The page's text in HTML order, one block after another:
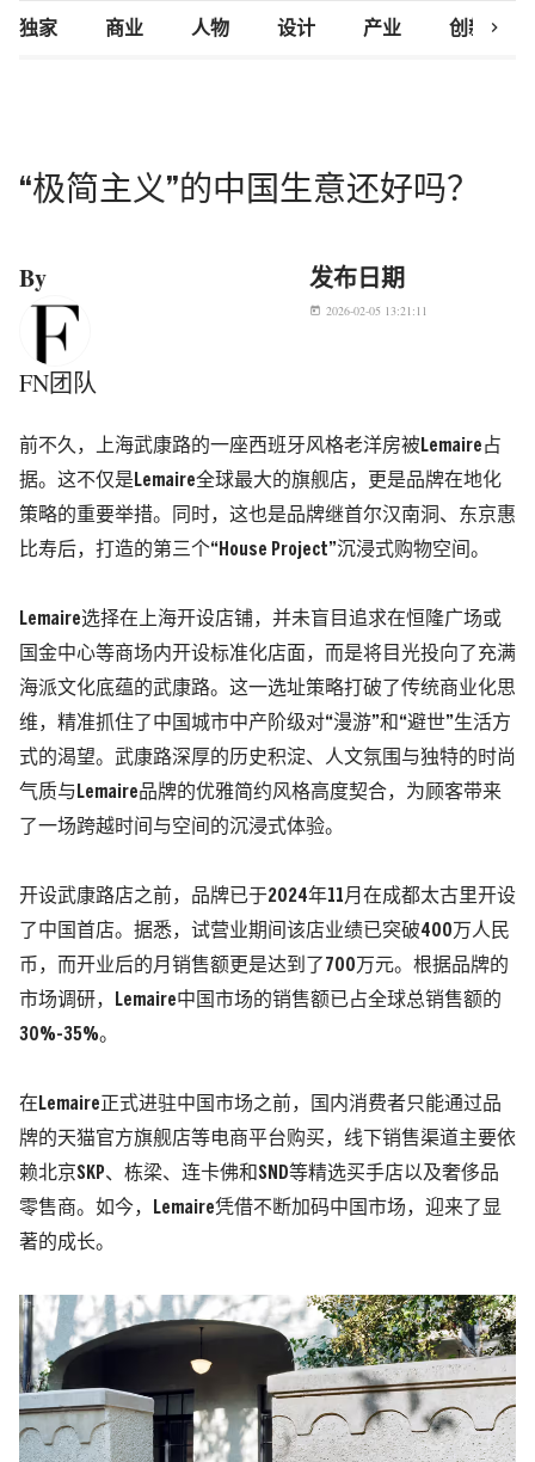
独家 商业 人物 设计 产业 创新研究
chevron_right
“极简主义”的中国生意还好吗？
By
FN团队
发布日期
today 2026-02-05 13:21:11
前不久，上海武康路的一座西班牙风格老洋房被 Lemaire 占
据。这不仅是Lemaire全球最大的旗舰店，更是品牌在地化
策略的重要举措。同时，这也是品牌继首尔汉南洞、东京惠
比寿后，打造的第三个“House Project”沉浸式购物空间。
Lemaire选择在上海开设店铺，并未盲目追求在恒隆广场或
国金中心等商场内开设标准化店面，而是将目光投向了充满
海派文化底蕴的武康路。这一选址策略打破了传统商业化思
维，精准抓住了中国城市中产阶级对“漫游”和“避世”生活方
式的渴望。武康路深厚的历史积淀、人文氛围与独特的时尚
气质与Lemaire品牌的优雅简约风格高度契合，为顾客带来
了一场跨越时间与空间的沉浸式体验。
开设武康路店之前，品牌已于2024年11月在成都太古里开设
了中国首店。据悉， 试营业期间该店业绩已突破400万人民
币，而开业后的月销售额更是达到了700万元。根据品牌的
市场调研，Lemaire中国市场的销售额已占全球总销售额的
30%-35%。
在Lemaire正式进驻中国市场之前，国内消费者只能通过品
牌的天猫官方旗舰店等电商平台购买，线下销售渠道主要依
赖北京SKP、栋梁、连卡佛和SND等精选买手店以及奢侈品
零售商。如今，Lemaire凭借不断加码中国市场，迎来了显
著的成长。